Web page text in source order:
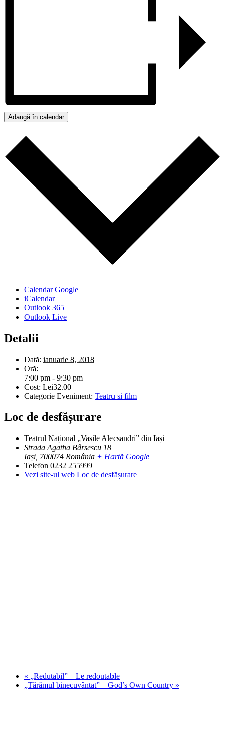
Adaugă în calendar
Calendar Google
iCalendar
Outlook 365
Outlook Live
Detalii
Dată: ianuarie 8, 2018
Oră:
7:00 pm - 9:30 pm
Cost: Lei32.00
Categorie Eveniment: Teatru si film
Loc de desfășurare
Teatrul Național „Vasile Alecsandri” din Iași
Strada Agatha Bârsescu 18
Iași 700074 România + Hartă Google
Telefon 0232 255999
Vezi site-ul web Loc de desfășurare
« „Redutabil” – Le redoutable
„Tărâmul binecuvântat” – God’s Own Country »